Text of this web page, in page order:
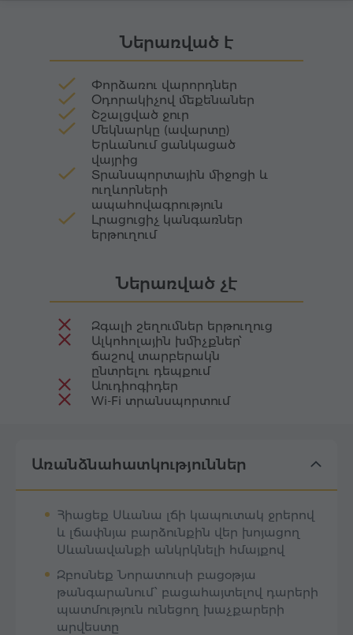
անհետանում են։ Խաչքարերից մի քանիսը
ճառագում են խստաշունչ վեհություն, իսկ
ժանյակազարդություն՝ ասես քանդակները
կենդանանում են արևի շողերի ներքո։
դարավոր ավանդույթների ու ժամանակակից
վարպետության հետ։
Ներառված է
Փորձառու վարորդներ
Օդորակիչով մեքենաներ
Շշալցված ջուր
Մեկնարկը (ավարտը)
Երևանում ցանկացած
վայրից
Տրանսպորտային միջոցի և
ուղևորների
ապահովագրություն
Լրացուցիչ կանգառներ
երթուղում
Ներառված չէ
Զգալի շեղումներ երթուղուց
Ալկոհոլային խմիչքներ՝
ճաշով տարբերակն
ընտրելու դեպքում
Աուդիոգիդեր
Wi-Fi տրանսպորտում
Առանձնահատկություններ
Հիացեք Սևանա լճի կապուտակ ջրերով
և լճափնյա բարձունքին վեր խոյացող
Սևանավանքի անկրկնելի հմայքով
Զբոսնեք Նորատուսի բացօթյա
թանգարանում՝ բացահայտելով դարերի
պատմություն ունեցող խաչքարերի
արվեստը